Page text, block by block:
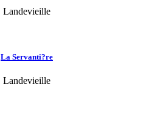
Landevieille
La Servanti?re
Landevieille